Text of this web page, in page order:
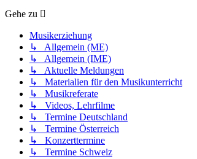
Gehe zu
Musikerziehung
↳ Allgemein (ME)
↳ Allgemein (IME)
↳ Aktuelle Meldungen
↳ Materialien für den Musikunterricht
↳ Musikreferate
↳ Videos, Lehrfilme
↳ Termine Deutschland
↳ Termine Österreich
↳ Konzerttermine
↳ Termine Schweiz